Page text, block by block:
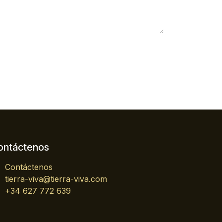
Contáctenos
tierra-viva@tierra-viva.com
+34 627 772 639